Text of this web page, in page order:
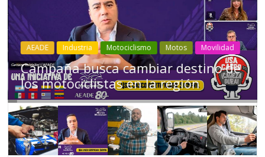
Industria Movilidad Transporte Varios
Choferes profesionales mantienen a
Ecuador en movimiento